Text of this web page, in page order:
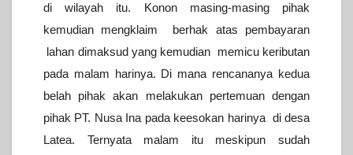
di wilayah itu. Konon masing-masing pihak
kemudian mengklaim berhak atas pembayaran
lahan dimaksud yang kemudian memicu keributan
pada malam harinya. Di mana rencananya kedua
belah pihak akan melakukan pertemuan dengan
pihak PT. Nusa Ina pada keesokan harinya di desa
Latea. Ternyata malam itu meskipun sudah